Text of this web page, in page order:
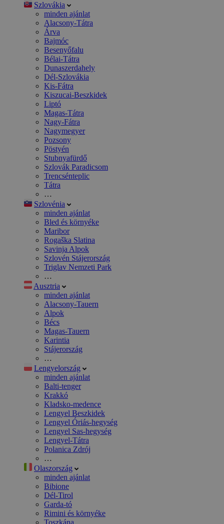
Szlovákia
minden ajánlat
Alacsony-Tátra
Árva
Bajmóc
Besenyőfalu
Bélai-Tátra
Dunaszerdahely
Dél-Szlovákia
Kis-Fátra
Kiszucai-Beszkidek
Liptó
Magas-Tátra
Nagy-Fátra
Nagymegyer
Pozsony
Pöstyén
Stubnyafürdő
Szlovák Paradicsom
Trencsénteplic
Tátra
…
Szlovénia
minden ajánlat
Bled és környéke
Maribor
Rogaška Slatina
Savinja Alpok
Szlovén Stájerország
Triglav Nemzeti Park
…
Ausztria
minden ajánlat
Alacsony-Tauern
Alpok
Bécs
Magas-Tauern
Karintia
Stájerország
…
Lengyelország
minden ajánlat
Balti-tenger
Krakkó
Kladsko-medence
Lengyel Beszkidek
Lengyel Óriás-hegység
Lengyel Sas-hegység
Lengyel-Tátra
Polanica Zdrój
…
Olaszország
minden ajánlat
Bibione
Dél-Tirol
Garda-tó
Rimini és környéke